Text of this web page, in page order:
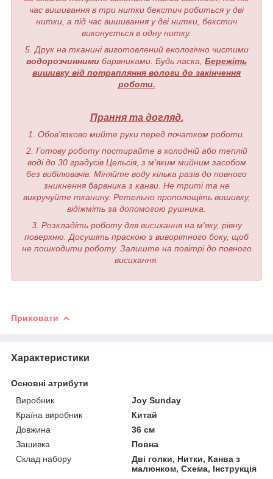
час вишивання в три нитки бекстич робиться у дві
нитки, а під час вишивання у дві нитки, бекстич
виконується в одну нитку.
5. Друк на тканині виготовлений екологічно чистими
водорозчинними барвниками. Будь ласка, Бережіть
вишивку від потрапляння вологи до закінчення
роботи.
Прання та догляд.
1. Обов'язково мийте руки перед початком роботи.
2. Готову роботу постирайте в холодній або теплій
воді до 30 градусів Цельсія, з м'яким мийним засобом
без вибілювачів. Міняйте воду кілька разів до повного
зникнення барвника з канви. Не триті та не
викручуйте тканину. Ретельно прополощіть вишивку,
відіжміть за допомогою рушника.
3. Розкладіть роботу для висихання на м'яку, рівну
поверхню. Досушіть праскою з виворітного боку, щоб
не пошкодити роботу. Залиште на повітрі до повного
висихання.
Приховати
Характеристики
Основні атрибути
Виробник
Joy Sunday
Країна виробник
Китай
Довжина
36 см
Зашивка
Повна
Склад набору
Дві голки, Нитки, Канва з
малюнком, Схема, Інструкція